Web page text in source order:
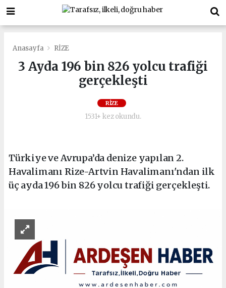
Anasayfa RİZE
3 Ayda 196 bin 826 yolcu trafiği
gerçekleşti
RİZE
1531+ kez okundu.
Türkiye ve Avrupa’da denize yapılan 2.
Havalimanı Rize-Artvin Havalimanı'ndan ilk
üç ayda 196 bin 826 yolcu trafiği gerçekleşti.